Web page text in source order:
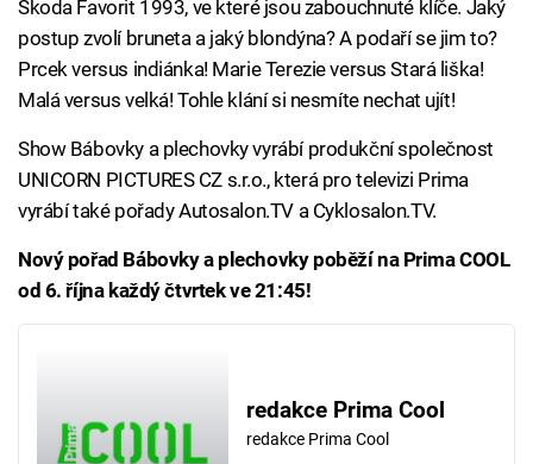
Škoda Favorit 1993, ve které jsou zabouchnuté klíče. Jaký
postup zvolí bruneta a jaký blondýna? A podaří se jim to?
Prcek versus indiánka! Marie Terezie versus Stará liška!
Malá versus velká! Tohle klání si nesmíte nechat ujít!
Show Bábovky a plechovky vyrábí produkční společnost
UNICORN PICTURES CZ s.r.o., která pro televizi Prima
vyrábí také pořady Autosalon.TV a Cyklosalon.TV.
Nový pořad Bábovky a plechovky poběží na Prima COOL
od 6. října každý čtvrtek ve 21:45!
redakce Prima Cool
redakce Prima Cool